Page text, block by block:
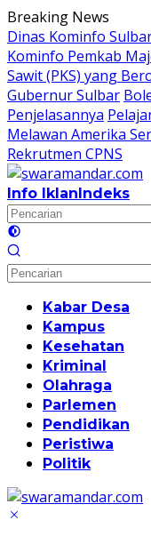
Langsung
ke
konten
Breaking News
Dinas Kominfo
Kominfo Pemkab
Sawit (PKS) yang
Gubernur Sulbar
Penjelasannya
Melawan Amerika
Rekrutmen CPNS
Info IklanIndeks
Kabar Desa
Kampus
Kesehatan
Kriminal
Olahraga
Parlemen
Pendidikan
Peristiwa
Politik